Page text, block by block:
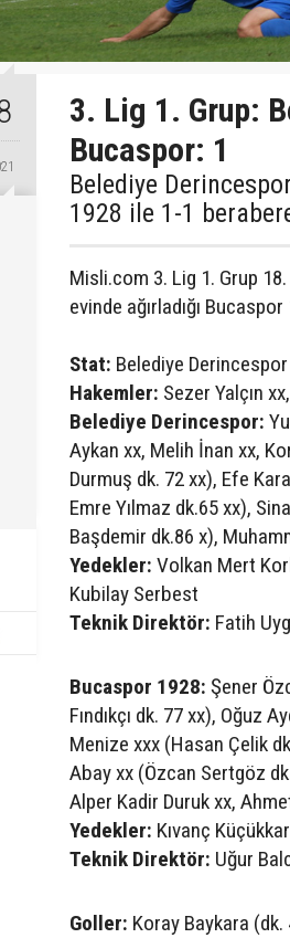
3. Lig 1. Grup:
Bucaspor: 1
Belediye
1928 ile 1-1
Misli.com 3. Lig 1. Grup
evinde ağırladığı
Stat: Belediye
Hakemler: Sezer Yalçın
Belediye Derincespor:
Aykan xx, Melih İnan xx,
Durmuş dk. 72 xx), Efe
Emre Yılmaz dk.65 xx),
Başdemir dk.86 x),
Yedekler: Volkan Mert
Kubilay Serbest
Teknik Direktör: Fatih
Bucaspor 1928: Şener
Fındıkçı dk. 77 xx), Oğuz
Menize xxx (Hasan Çelik
Abay xx (Özcan Sertgöz
Alper Kadir Duruk xx,
Yedekler: Kıvanç
Teknik Direktör: Uğur
Goller: Koray Baykara